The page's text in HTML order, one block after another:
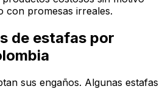
con promesas irreales.
de estafas por
sus engaños. Algunas estafas